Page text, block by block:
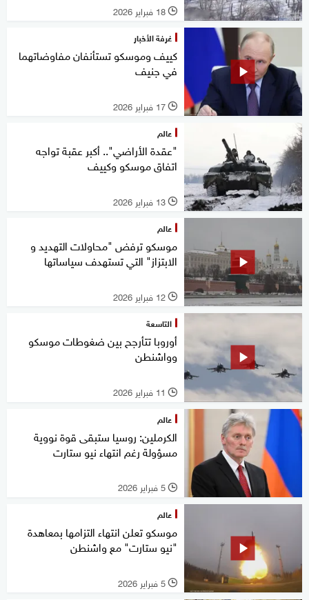
l 18 فبراير 2026
غرفة الأخبار
كييف وموسكو تستأنفان مفاوضاتهما
في جنيف
l 17 فبراير 2026
عالم
"عقدة الأراضي".. أكبر عقبة تواجه
اتفاق موسكو وكييف
l 13 فبراير 2026
عالم
موسكو ترفض "محاولات التهديد و
الابتزاز" التي تستهدف سياساتها
l 12 فبراير 2026
التاسعة
أوروبا تتأرجح بين ضغوطات موسكو
وواشنطن
l 11 فبراير 2026
عالم
الكرملين: روسيا ستبقى قوة نووية
مسؤولة رغم انتهاء نيو ستارت
l 5 فبراير 2026
عالم
موسكو تعلن انتهاء التزامها بمعاهدة
"نيو ستارت" مع واشنطن
l 5 فبراير 2026